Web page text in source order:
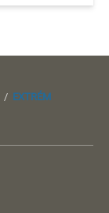
EXTRÉM